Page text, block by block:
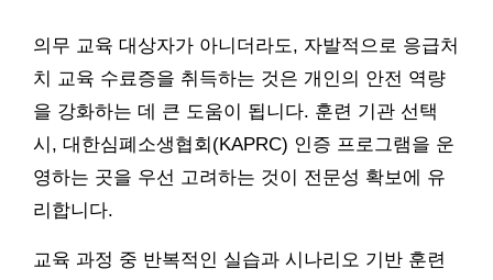
의무 교육 대상자가 아니더라도, 자발적으로 응급처
치 교육 수료증을 취득하는 것은 개인의 안전 역량
을 강화하는 데 큰 도움이 됩니다. 훈련 기관 선택
시, 대한심폐소생협회(KAPRC) 인증 프로그램을 운
영하는 곳을 우선 고려하는 것이 전문성 확보에 유
리합니다.
교육 과정 중 반복적인 실습과 시나리오 기반 훈련